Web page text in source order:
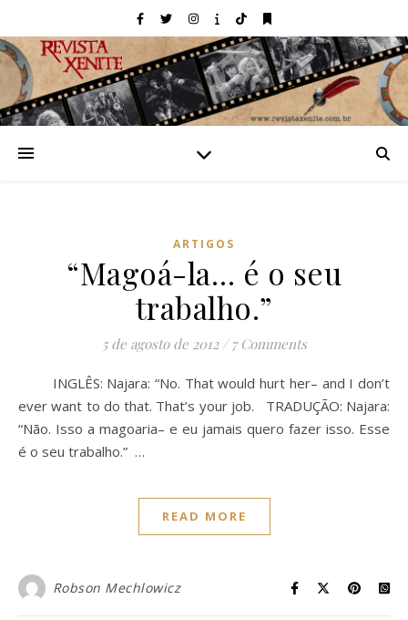
ARTIGOS
“Magoá-la… é o seu
trabalho.”
5 de agosto de 2012 / 7 Comments
INGLÊS: Najara: “No. That would hurt her– and I don’t
ever want to do that. That’s your job. TRADUÇÃO: Najara:
“Não. Isso a magoaria– e eu jamais quero fazer isso. Esse
é o seu trabalho.” …
READ MORE
Robson Mechlowicz